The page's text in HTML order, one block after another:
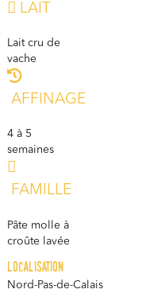
LAIT
Lait cru de
vache
AFFINAGE
4 à 5
semaines
FAMILLE
Pâte molle à
croûte lavée
localisation
Nord-Pas-de-Calais